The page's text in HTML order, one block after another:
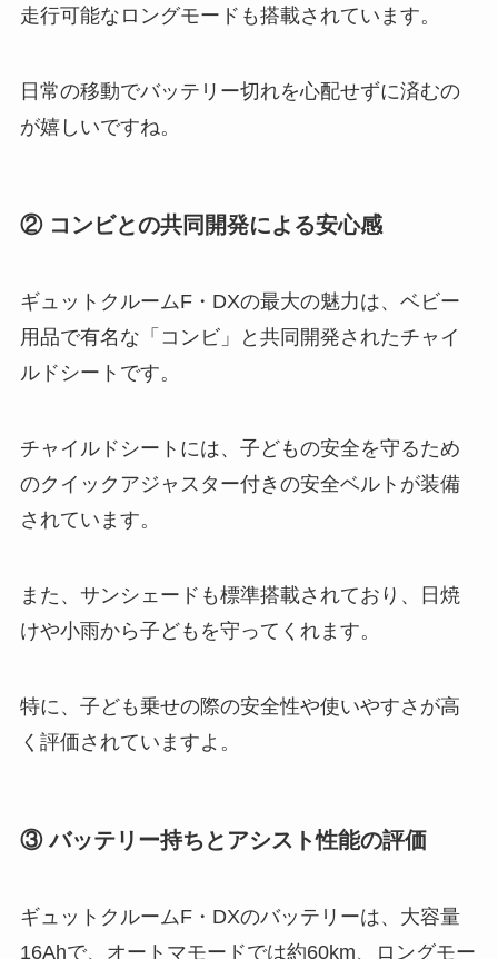
走行可能なロングモードも搭載されています。
日常の移動でバッテリー切れを心配せずに済むの
が嬉しいですね​。
② コンビとの共同開発による安心感
ギュットクルームF・DXの最大の魅力は、ベビー
用品で有名な「コンビ」と共同開発されたチャイ
ルドシートです。
チャイルドシートには、子どもの安全を守るため
のクイックアジャスター付きの安全ベルトが装備
されています。
また、サンシェードも標準搭載されており、日焼
けや小雨から子どもを守ってくれます。
特に、子ども乗せの際の安全性や使いやすさが高
く評価されていますよ​。
③ バッテリー持ちとアシスト性能の評価
ギュットクルームF・DXのバッテリーは、大容量
16Ahで、オートマモードでは約60km、ロングモー